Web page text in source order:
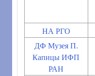
НА РГО
ДФ Музея П.
Капицы ИФП
РАН